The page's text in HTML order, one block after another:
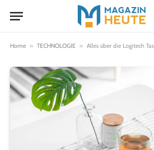
Home » TECHNOLOGIE » Alles über die Logitech Tastatur: Qualität,